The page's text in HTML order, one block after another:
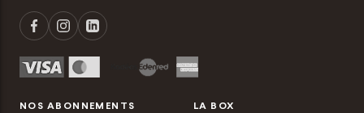
NOS ABONNEMENTS LA BOX